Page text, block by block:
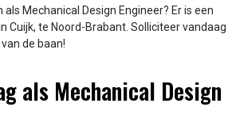
Mechanical Design Engineer? Er is een
Cuijk, te Noord-Brabant. Solliciteer vandaag
de baan!
als Mechanical Design